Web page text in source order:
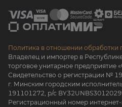
Политика в отношении обработки
Владелец и импортер в
торговое унитарное предприятие
Свидетельство о регистрации №
г. Минским городским
191101272, р/с
Регистрационный номер